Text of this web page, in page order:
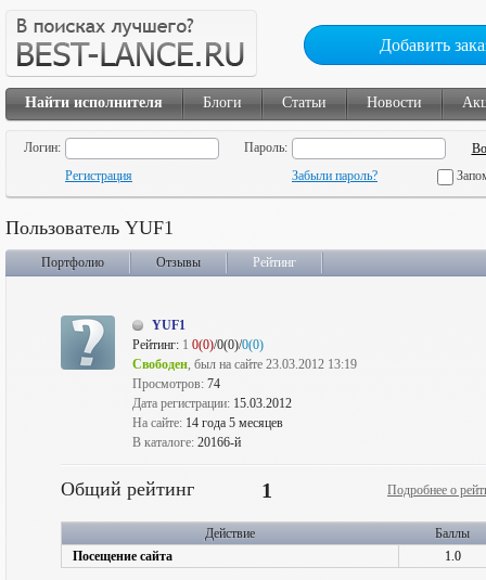
Добавить
Найти исполнителя Блоги Статьи Новости
Логин:
Пароль:
Регистрация
Забыли пароль?
Пользователь YUF1
Портфолио Отзывы Рейтинг
YUF1
Рейтинг: 1 0(0)/0(0)/0(0)
Свободен, был на сайте 23.03.2012 13:19
Просмотров: 74
Дата регистрации: 15.03.2012
На сайте: 14 года 5 месяцев
В каталоге: 20166-й
Общий рейтинг 1 Подробнее о
Действие
Баллы
Посещение сайта
1.0